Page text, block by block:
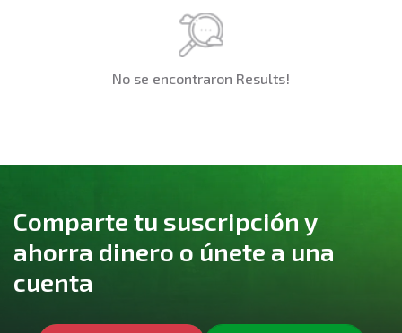
No se encontraron Results!
Comparte tu suscripción y
ahorra dinero o únete a una
cuenta